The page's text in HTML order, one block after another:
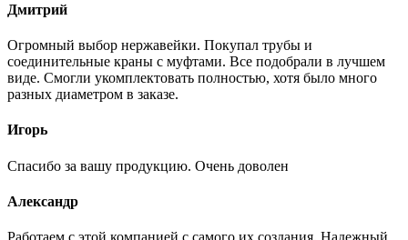
Дмитрий
Огромный выбор нержавейки. Покупал трубы и
соединительные краны с муфтами. Все подобрали в лучшем
виде. Смогли укомплектовать полностью, хотя было много
разных диаметром в заказе.
Игорь
Спасибо за вашу продукцию. Очень доволен
Александр